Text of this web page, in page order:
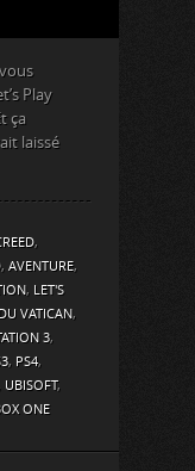
Play
ça
laissé
,
, AVENTURE,
, LET'S
VATICAN,
3,
, PS4,
UBISOFT,
ONE